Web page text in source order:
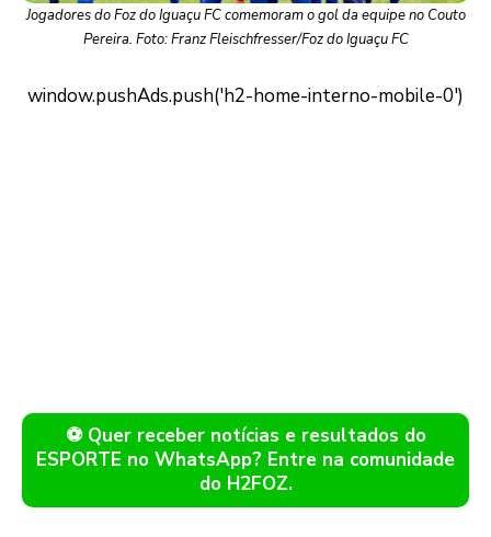
Jogadores do Foz do Iguaçu FC comemoram o gol da equipe no Couto
Pereira. Foto: Franz Fleischfresser/Foz do Iguaçu FC
⚽ Quer receber notícias e resultados do
ESPORTE no WhatsApp? Entre na comunidade
do H2FOZ.